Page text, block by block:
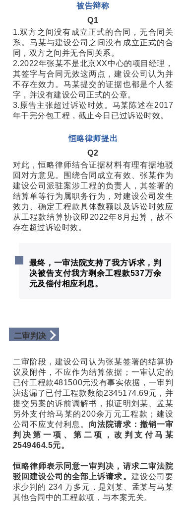
Q1
被告辩称
1.双方之间没有成立正式的合同，无合同关
系。马某与建设公司之间没有成立正式的合
同，双方之间并无合同关系。
2.2022年张某不是北京XX中心的项目经理，
其签字与合同无效这两点，建设公司认为并
不存在效力。马某提交的证据也都是个人签
字，并没有建设公司正式的公章。
3.原告主张超过诉讼时效。马某陈述在2017
年干完分包工程，截止今日已过诉讼时效。
Q2
恒略律师提出
对此，恒略律师结合证据材料有理有据地驳
回对方意见。围绕合同成立有效、张某作为
建设公司派驻案涉工程的负责人，其签署的
结算单等行为属职务行为，对建设公司发生
效力、确定工程款具体数额以及诉讼时效应
从工程款结算协议即2022年8月起算，故不
存在超过诉讼时效。
最终，一审法院支持了我方诉求，判
决被告支付我方剩余工程款537万余
元及偿付相应利息。
二审判决
二审阶段，建设公司认为张某签署的结算协
议及附件，不应作为结算依据；一审认定的
已付工程款481500元没有事实依据，一审判
决遗漏了已付工程款数额2345174.69元，并
提交另案的诉前调解书，拟证明刘某、孟某
另外支付给马某的200余万元工程款；建设
公司不应支付利息。 向法院请求：撤销一审
判决第一项、第二项，改判支付马某
2549464.5元。
恒略律师表示同意一审判决，请求二审法院
驳回建设公司的全部上诉请求。 建设公司要
求少判的 234 万多元，是刘某、孟某与马某
其他合同中的工程款项，与本案无关。